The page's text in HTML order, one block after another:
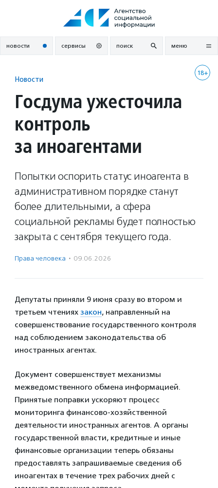
новости сервисы поиск меню
18+
Новости
Госдума ужесточила
контроль
за иноагентами
Попытки оспорить статус иноагента в
административном порядке станут
более длительными, а сфера
социальной рекламы будет полностью
закрыта с сентября текущего года.
Права человека · 09.06.2026
Депутаты приняли 9 июня сразу во втором и
третьем чтениях закон, направленный на
совершенствование государственного контроля
над соблюдением законодательства об
иностранных агентах.
Документ совершенствует механизмы
межведомственного обмена информацией.
Принятые поправки ускоряют процесс
мониторинга финансово-хозяйственной
деятельности иностранных агентов. А органы
государственной власти, кредитные и иные
финансовые организации теперь обязаны
предоставлять запрашиваемые сведения об
иноагентах в течение трех рабочих дней с